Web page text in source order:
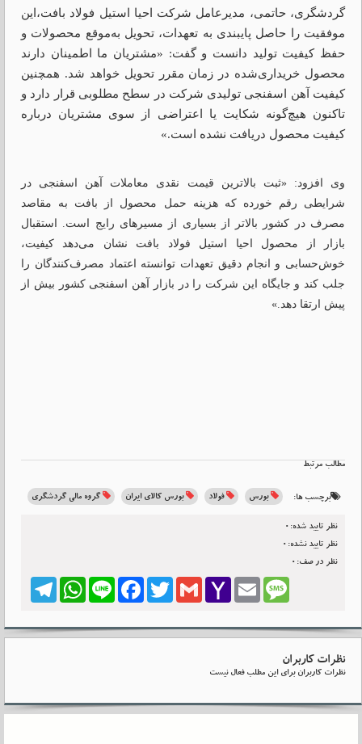
گردشگری، حاتمی، مدیرعامل شرکت احیا استیل فولاد بافت،این
موفقیت را حاصل پایبندی به تعهدات، تحویل به‌موقع محصولات و
حفظ کیفیت تولید دانست و گفت: «مشتریان ما اطمینان دارند
محصول خریداری‌شده در زمان مقرر تحویل خواهد شد. همچنین
کیفیت آهن اسفنجی تولیدی شرکت در سطح مطلوبی قرار دارد و
تاکنون هیچ‌گونه شکایت یا اعتراضی از سوی مشتریان درباره
کیفیت محصول دریافت نشده است.»
وی افزود: «ثبت بالاترین قیمت نقدی معاملات آهن اسفنجی در
شرایطی رقم خورده که هزینه حمل محصول از بافت به مقاصد
مصرف در کشور بالاتر از بسیاری از مسیرهای رایج است. استقبال
بازار از محصول احیا استیل فولاد بافت نشان می‌دهد کیفیت،
خوش‌حسابی و انجام دقیق تعهدات توانسته اعتماد مصرف‌کنندگان را
جلب کند و جایگاه این شرکت را در بازار آهن اسفنجی کشور بیش از
پیش ارتقا دهد.»
مطالب مرتبط
برچسب ها: بورس فولاد بورس کالای ایران گروه مالی گردشگری
نظر تایید شده:0
نظر تایید نشده:0
نظر در صف:0
TelegramWhatsApp LineFacebook Twitter Gmail
Yahoo
Email Message
نظرات کاربران
نظرات کاربران برای این مطلب فعال نیست